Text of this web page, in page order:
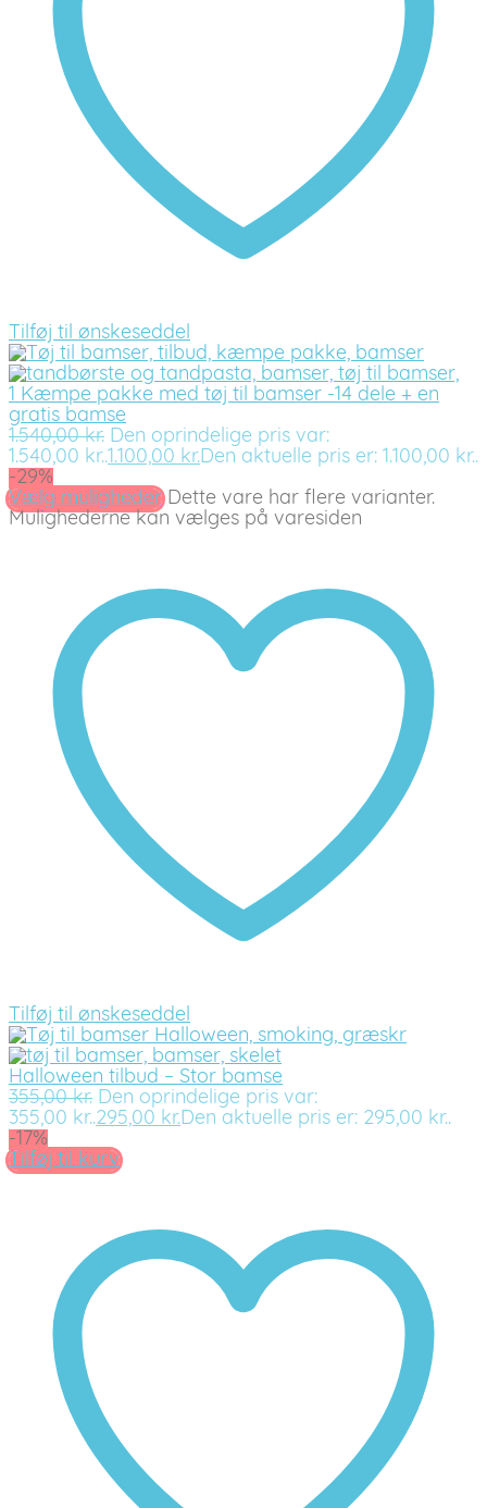
Tilføj til ønskeseddel
1 Kæmpe pakke med tøj til bamser -14 dele + en
gratis bamse
1.540,00kr. Den oprindelige pris var:
1.540,00 kr..1.100,00 kr.Den aktuelle pris er: 1.100,00 kr..
-29%
Vælg muligheder Dette vare har flere varianter.
Mulighederne kan vælges på varesiden
Tilføj til ønskeseddel
Halloween tilbud – Stor bamse
355,00kr. Den oprindelige pris var:
355,00 kr..295,00 kr.Den aktuelle pris er: 295,00 kr..
-17%
Tilføj til kurv